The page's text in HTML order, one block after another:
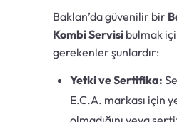
Baklan’da güvenilir bir
Kombi Servisi bulmak
gerekenler şunlardır:
Yetki ve Sertifika:
E.C.A. markası için